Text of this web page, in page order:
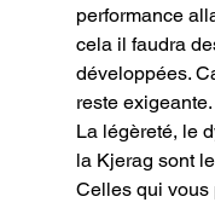
performance
cela il faudra
développées.
reste exigeante.
La légèreté, le
la Kjerag sont
Celles qui vous